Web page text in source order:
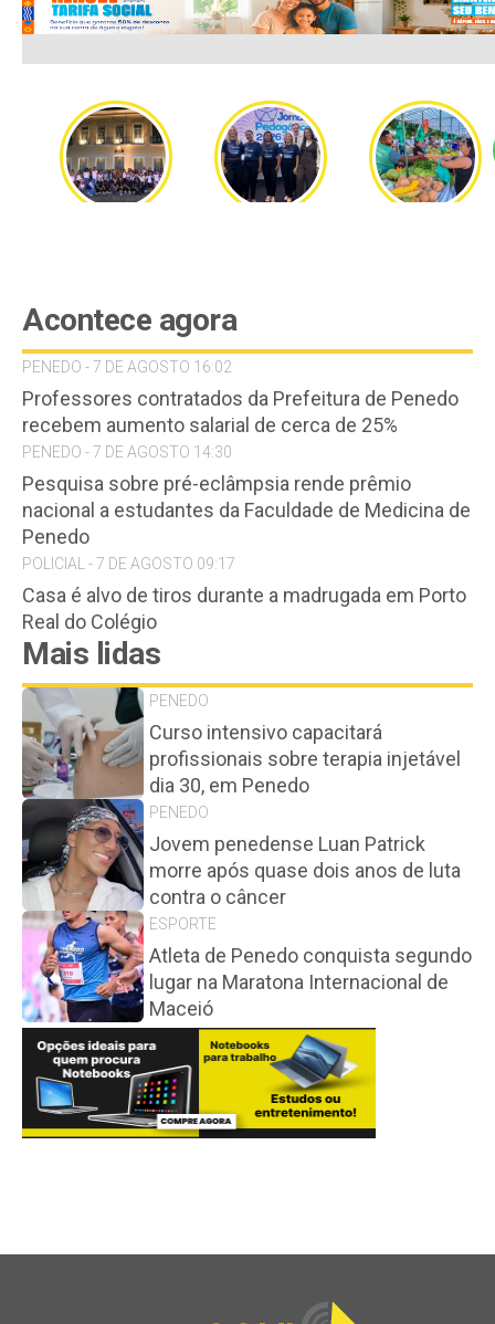
Acontece agora
PENEDO - 7 DE AGOSTO 16:02
Professores contratados da Prefeitura de Penedo
recebem aumento salarial de cerca de 25%
PENEDO - 7 DE AGOSTO 14:30
Pesquisa sobre pré-eclâmpsia rende prêmio
nacional a estudantes da Faculdade de Medicina de
Penedo
POLICIAL - 7 DE AGOSTO 09:17
Casa é alvo de tiros durante a madrugada em Porto
Real do Colégio
Mais lidas
PENEDO
Curso intensivo capacitará
profissionais sobre terapia injetável
dia 30, em Penedo
PENEDO
Jovem penedense Luan Patrick
morre após quase dois anos de luta
contra o câncer
ESPORTE
Atleta de Penedo conquista segundo
lugar na Maratona Internacional de
Maceió